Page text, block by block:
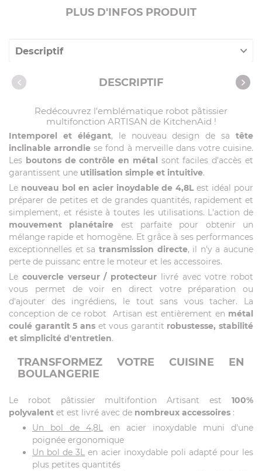
PLUS D'INFOS PRODUIT
Descriptif
Caractéristiques
DESCRIPTIF
Redécouvrez l'emblématique robot pâtissier
multifonction ARTISAN de KitchenAid !
Intemporel et élégant, le nouveau design de sa tête
inclinable arrondie se fond à merveille dans votre cuisine.
Les boutons de contrôle en métal
sont faciles d'accès et
garantissent une utilisation simple et intuitive.
Le nouveau bol en acier inoydable de 4,8Lest idéal pour
préparer de petites et de grandes quantités, rapidement et
simplement, et résiste à toutes les utilisations. L'action de
mouvement planétaire est parfaite pour obtenir un
mélange rapide et homogène. Et grâce à ses performances
exceptionnelles et sa transmission directe, il n'y a aucune
perte de puissanc entre le moteur et les accessoires.
Le couvercle verseur / protecteur livré avec votre robot
vous permet de voir en direct votre préparation ou
d'ajouter des ingrédiens, le tout sans vous tacher. La
conception de ce robot Artisan est entièrement en métal
coulé garantit 5 anset vous garantit robustesse, stabilité
et simplicité d'entretien.
TRANSFORMEZ VOTRE CUISINE EN
BOULANGERIE
Le robot pâtissier multifontion Artisant est 100%
polyvalent et est livré avec de nombreux accessoires :
Un bol de 4,8L en acier inoxydable muni d'une
poignée ergonomique
Un bol de 3L en acier inoxydable poli adapté pour les
plus petites quantités